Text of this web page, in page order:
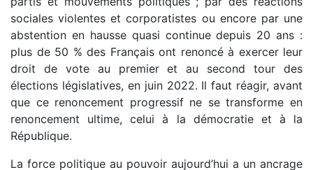
sociales violentes et corporatistes ou encore par une
abstention en hausse quasi continue depuis 20 ans :
plus de 50 % des Français ont renoncé à exercer leur
droit de vote au premier et au second tour des
élections législatives, en juin 2022. Il faut réagir, avant
que ce renoncement progressif ne se transforme en
renoncement ultime, celui à la démocratie et à la
République.
La force politique au pouvoir aujourd’hui a un ancrage